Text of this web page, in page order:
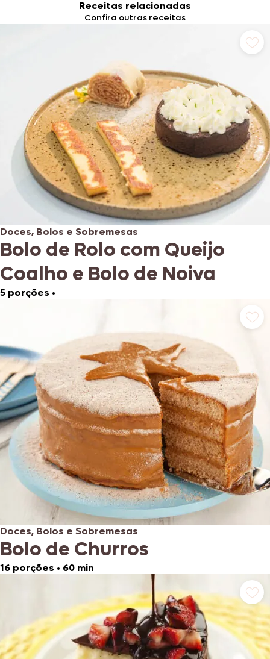
Receitas relacionadas
Confira outras receitas
Doces, Bolos e Sobremesas
Bolo de Rolo com Queijo
Coalho e Bolo de Noiva
5 porções •
Doces, Bolos e Sobremesas
Bolo de Churros
16 porções • 60 min